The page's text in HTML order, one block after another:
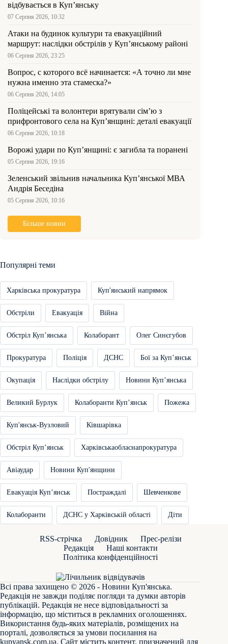
відбувається в Куп’янську
07 Серпня 2026, 10:32
Атаки на будинок культури та евакуаційний
маршрут: наслідки обстрілів у Куп’янському районі
06 Серпня 2026, 23:25
Вопрос, с которого всё начинается: «А точно ли мне
нужна именно эта стамеска?»
06 Серпня 2026, 14:05
Поліцейські та волонтери врятували сім’ю з
прифронтового села на Куп’янщині: деталі евакуації
06 Серпня 2026, 10:18
Ворожі удари по Куп’янщині: є загибла та поранені
05 Серпня 2026, 19:16
Зеленський звільнив начальника Купʼянської МВА
Андрія Беседіна
05 Серпня 2026, 10:16
Більше новин
Популярні теми
Харківська прокуратура Куп'янський напрямок
Обстріли Евакуація Війна
Обстріл Купʼянська Колаборант Олег Синєгубов
Прокуратура Поліція ДСНС Бої за Купʼянськ
Окупація Наслідки обстрілу Новини Купʼянська
Великий Бурлук Колаборанти Купʼянськ Пожежа
Куп'янськ-Вузловий Ківшарівка
Обстріл Купʼянськ Харківськаобласнапрокуратура
Авіаудар Новини Куп'янщини
Евакуація Купʼянськ Постраждалі Шевченкове
Колаборанти ДСНС у Харківській області Діти
RSS-стрічка Довідник
Прес-релізи
Редакція
Наші контакти
Політика конфіденційності
Всі права захищено © 2026 - Новини Куп'янська.
Редакція не завжди поділяє погляди та думки авторів
публікацій. Редакція не несе відповідальності за
інформацію, що міститься в рекламних оголошеннях.
Використання будь-яких матеріалів, розміщених на
порталі, дозволяється за умови посилання на
kupyansk.com.ua. Сайт містить контент, призначений для